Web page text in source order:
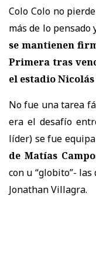
Colo Colo no
más de lo pensado
se mantienen
Primera tras
el estadio
No fue una tarea
era el desafío
líder) se fue
de Matías
con u “globito”-
Jonathan Villagra.